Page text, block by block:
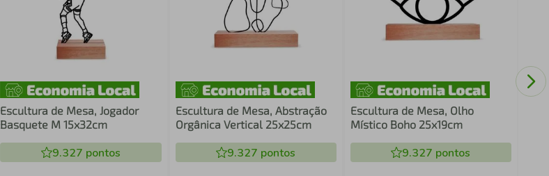
Escultura de Mesa, Jogador
Basquete M 15x32cm
9.327 pontos
Escultura de Mesa, Abstração
Orgânica Vertical 25x25cm
9.327 pontos
Escultura de Mesa, Olho
Místico Boho 25x19cm
9.327 pontos